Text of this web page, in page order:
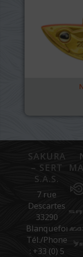
SAKURA
– SERT
S.A.S.
7 rue
Descartes
33290
Blanquefort
Tél./Phone
: +33 (0) 5